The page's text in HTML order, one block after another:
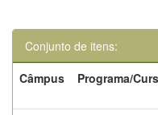
Conjunto de itens:
Câmpus
Programa/